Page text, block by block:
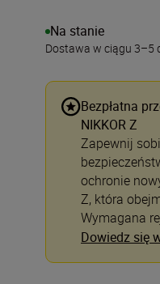
Na stanie
Dostawa w ciągu 3–5
Bezpłatna
NIKKOR Z
Zapewnij
ochronie
Z, która
Wymagana
Dowiedz się